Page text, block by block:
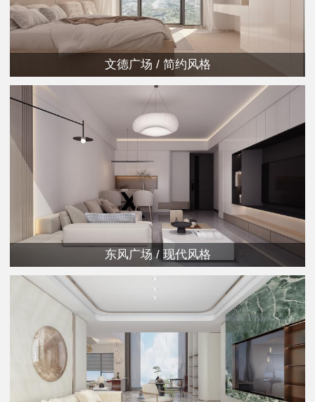
文德广场 / 简约风格
东风广场 / 现代风格